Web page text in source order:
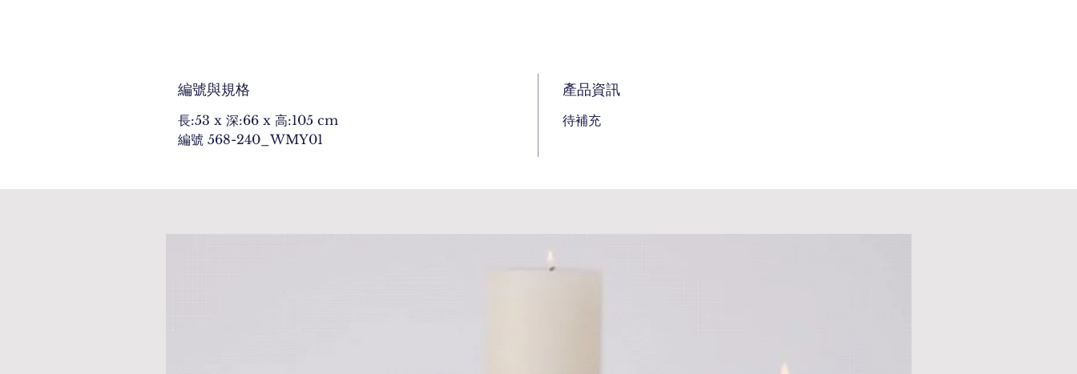
編號與規格
長:53 x 深:66 x 高:105 cm
編號 568-240_WMY01
產品資訊
待補充